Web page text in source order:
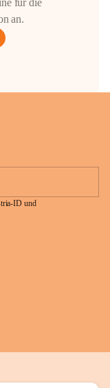
für die
an.
ID und